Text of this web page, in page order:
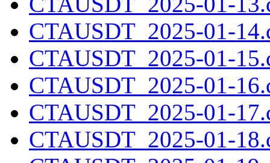
CTAUSDT_2025-01-
CTAUSDT_2025-01-
CTAUSDT_2025-01-
CTAUSDT_2025-01-
CTAUSDT_2025-01-